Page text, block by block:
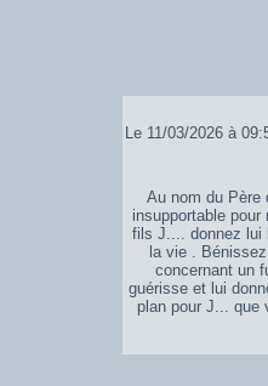
Le 11/03/2026 à
Au nom du Père
insupportable
fils J.... donnez lui
la vie .
concernant un
guérisse et lui
plan pour J... que